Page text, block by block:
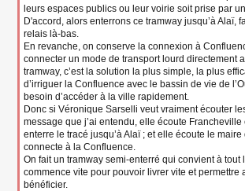
leurs espaces publics ou leur voirie soit prise par
D'accord, alors enterrons ce tramway jusqu’à Alaï,
relais là-bas.
En revanche, on conserve la connexion à
connecter un mode de transport lourd directement
tramway, c’est la solution la plus simple, la plus
d’irriguer la Confluence avec le bassin de vie de
besoin d’accéder à la ville rapidement.
Donc si Véronique Sarselli veut vraiment écouter
message que j’ai entendu, elle écoute Francheville
enterre le tracé jusqu’à Alaï ; et elle écoute le
connecte à la Confluence.
On fait un tramway semi-enterré qui convient à tout
commence vite pour pouvoir livrer vite et permettre
bénéficier.